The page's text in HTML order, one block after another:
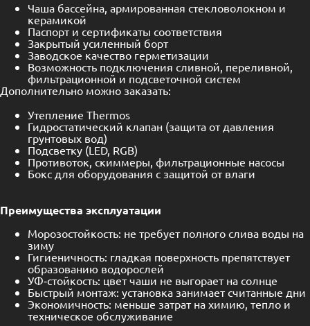
Чаша бассейна, армированная стекловолокном и
керамикой
Паспорт и сертификаты соответствия
Закрытый усиленный борт
Заводское качество герметизации
Возможность подключения сливной, переливной,
фильтрационной и подсветочной систем
Дополнительно можно заказать:
Утепление Thermos
Гидростатический клапан (защита от давления
грунтовых вод)
Подсветку (LED, RGB)
Противоток, скиммеры, фильтрационные насосы
Бокс для оборудования с защитой от влаги
Преимущества эксплуатации
Морозостойкость: не требует полного слива воды на
зиму
Гигиеничность: гладкая поверхность препятствует
образованию водорослей
УФ‑стойкость: цвет чаши не выгорает на солнце
Быстрый монтаж: установка занимает считанные дни
Экономичность: меньше затрат на химию, тепло и
техническое обслуживание